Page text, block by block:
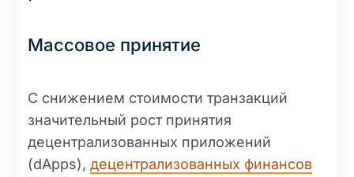
Массовое принятие
С снижением стоимости транзакций
значительный рост принятия
децентрализованных приложений
(dApps), децентрализованных финансов